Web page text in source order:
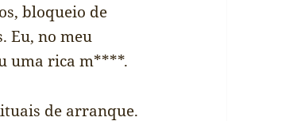
bloqueio de
Eu, no meu
uma rica m****.
de arranque.